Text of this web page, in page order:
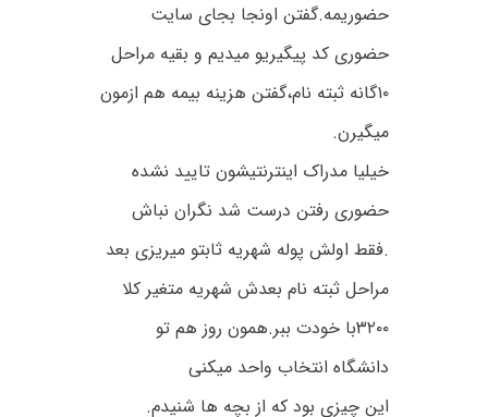
حضوریمه.گفتن اونجا بجای سایت
حضوری کد پیگیریو میدیم و بقیه مراحل
۱۰گانه ثبته نام،گفتن هزینه بیمه هم ازمون
میگیرن.
خیلیا مدراک اینترنتیشون تایید نشده
حضوری رفتن درست شد نگران نباش
.فقط اولش پوله شهریه ثابتو میریزی بعد
مراحل ثبته نام بعدش شهریه متغیر کلا
۳۲۰۰با خودت ببر.همون روز هم تو
دانشگاه انتخاب واحد میکنی
این چیزی بود که از بچه ها شنیدم.